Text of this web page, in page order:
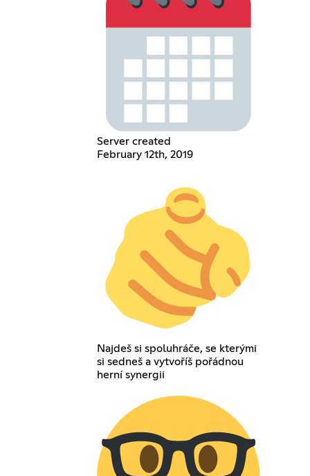
Server created
February 12th, 2019
Najdeš si spoluhráče, se kterými
si sedneš a vytvoříš pořádnou
herní synergii